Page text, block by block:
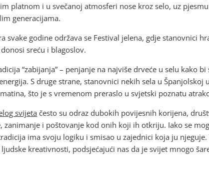
platnom i u svečanoj atmosferi nose kroz selo, uz
generacijama.
svake godine održava se Festival jelena, gdje stanovnici
sreću i blagoslov.
“zabijanja” – penjanje na najviše drveće u selu kako
S druge strane, stanovnici nekih sela u
što je s vremenom preraslo u svjetski poznatu
svijeta često su odraz dubokih povijesnih korijena,
zanimanje i poštovanje kod onih koji ih otkriju. Iako se
ima svoju logiku i smisao u zajednici koja ju
kreativnosti, podsjećajući nas da je svijet mnogo